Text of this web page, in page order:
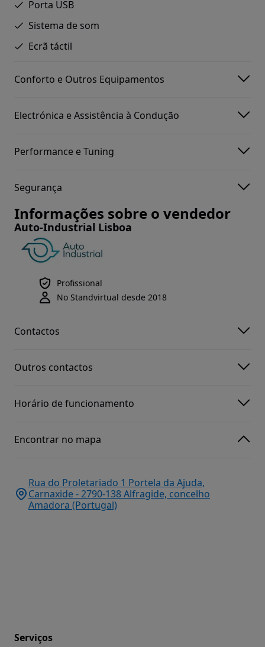
Porta USB
Sistema de som
Ecrã táctil
Conforto e Outros Equipamentos
Electrónica e Assistência à Condução
Performance e Tuning
Segurança
Informações sobre o vendedor
Auto-Industrial Lisboa
Profissional
No Standvirtual desde 2018
Contactos
Outros contactos
Horário de funcionamento
Encontrar no mapa
Rua do Proletariado 1 Portela da Ajuda,
Carnaxide - 2790-138 Alfragide, concelho
Amadora (Portugal)
Serviços